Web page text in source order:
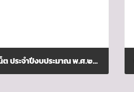
การดำเนินการเช่าใช้บริการสัญญาณอินเทอร์เน็ต ประจำปีงบประมาณ พ.ศ.๒๕๖๘